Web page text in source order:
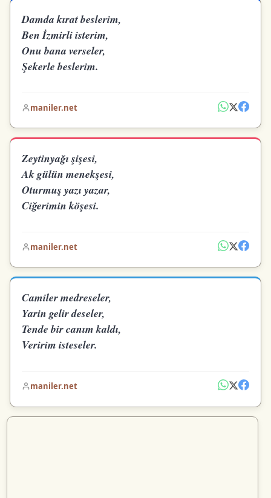
Damda kırat beslerim,
Ben İzmirli isterim,
Onu bana verseler,
Şekerle beslerim.
maniler.net
Zeytinyağı şişesi,
Ak gülün menekşesi,
Oturmuş yazı yazar,
Ciğerimin köşesi.
maniler.net
Camiler medreseler,
Yarin gelir deseler,
Tende bir canım kaldı,
Veririm isteseler.
maniler.net